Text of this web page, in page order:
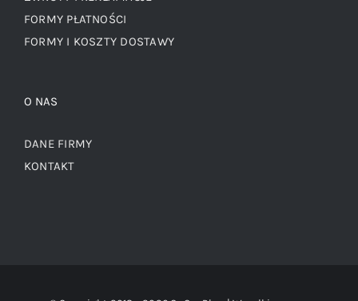
FORMY PŁATNOŚCI
FORMY I KOSZTY DOSTAWY
O NAS
DANE FIRMY
KONTAKT